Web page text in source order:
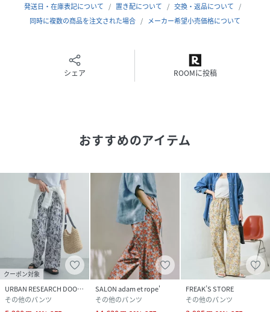
【丈の調節について】
総ゴムで紐が通してあるのでお好みのウエスト位置で着用い
ただけます。
・少し長くしたい場合
【2026 Spring/Summer】【26SS】
※商品画像は、光の当たり具合やパソコンなどの閲覧環境に
より、実際の色味と異なって見える場合がございます。予め
ご了承ください。
※商品の色味の目安は、商品単体の画像をご参照ください。
▼お気に入り登録のおすすめ▼
お気に入り登録された商品は、マイページにて現在の価格情
発送日・在庫表記について 置き配について
交換・返品について
同時に複数の商品を注文された場合
メーカー希望小売価格について
シェア ROOMに投稿
おすすめのアイテム
クーポン対象
URBAN RESEARCH DOORS
その他のパンツ
SALON adam et rope'
その他のパンツ
FREAK’S STORE
その他のパンツ